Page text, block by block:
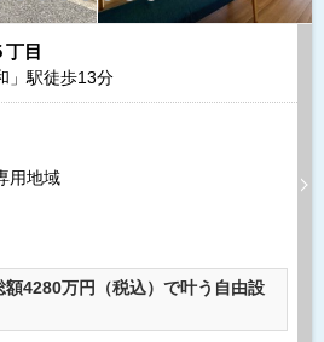
目
」駅徒歩13分
用地域
額4280万円（税込）で叶う自由設